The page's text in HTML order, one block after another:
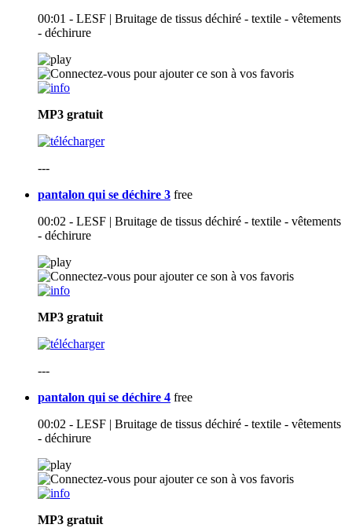
00:01 - LESF | Bruitage de tissus déchiré - textile - vêtements
- déchirure
MP3 gratuit
---
pantalon qui se déchire 3 free
00:02 - LESF | Bruitage de tissus déchiré - textile - vêtements
- déchirure
MP3 gratuit
---
pantalon qui se déchire 4 free
00:02 - LESF | Bruitage de tissus déchiré - textile - vêtements
- déchirure
MP3 gratuit